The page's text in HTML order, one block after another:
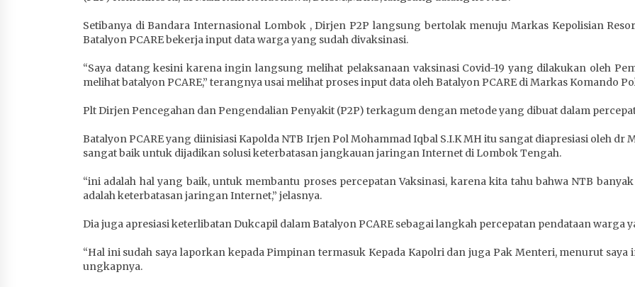
Setibanya di Bandara Internasional Lombok , Dirjen P2P langsung bertolak menuju Markas Kepolisian
Batalyon PCARE bekerja input data warga yang sudah divaksinasi.
“Saya datang kesini karena ingin langsung melihat pelaksanaan vaksinasi Covid-19 yang dilakukan oleh
melihat batalyon PCARE,” terangnya usai melihat proses input data oleh Batalyon PCARE di Markas Komando
Plt Dirjen Pencegahan dan Pengendalian Penyakit (P2P) terkagum dengan metode yang dibuat dalam
Batalyon PCARE yang diinisiasi Kapolda NTB Irjen Pol Mohammad Iqbal S.I.K MH itu sangat diapresiasi oleh dr
sangat baik untuk dijadikan solusi keterbatasan jangkauan jaringan Internet di Lombok Tengah.
“ini adalah hal yang baik, untuk membantu proses percepatan Vaksinasi, karena kita tahu bahwa NTB
adalah keterbatasan jaringan Internet,” jelasnya.
Dia juga apresiasi keterlibatan Dukcapil dalam Batalyon PCARE sebagai langkah percepatan pendataan warga
“Hal ini sudah saya laporkan kepada Pimpinan termasuk Kepada Kapolri dan juga Pak Menteri, menurut saya
ungkapnya.